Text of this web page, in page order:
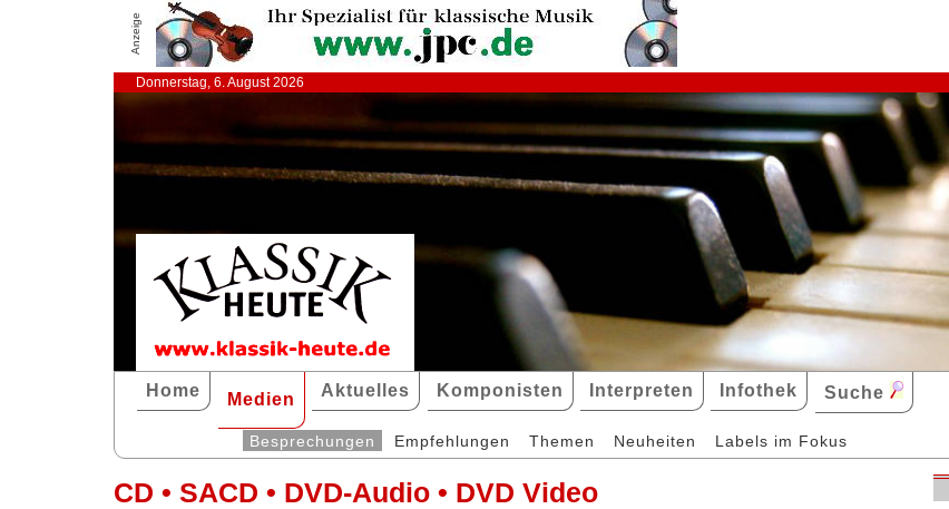
Anzeige
Donnerstag, 6. August 2026
Home Medien Aktuelles Komponisten Interpreten Infothek Suche
Besprechungen Empfehlungen Themen Neuheiten Labels im Fokus
CD • SACD • DVD-Audio • DVD Video